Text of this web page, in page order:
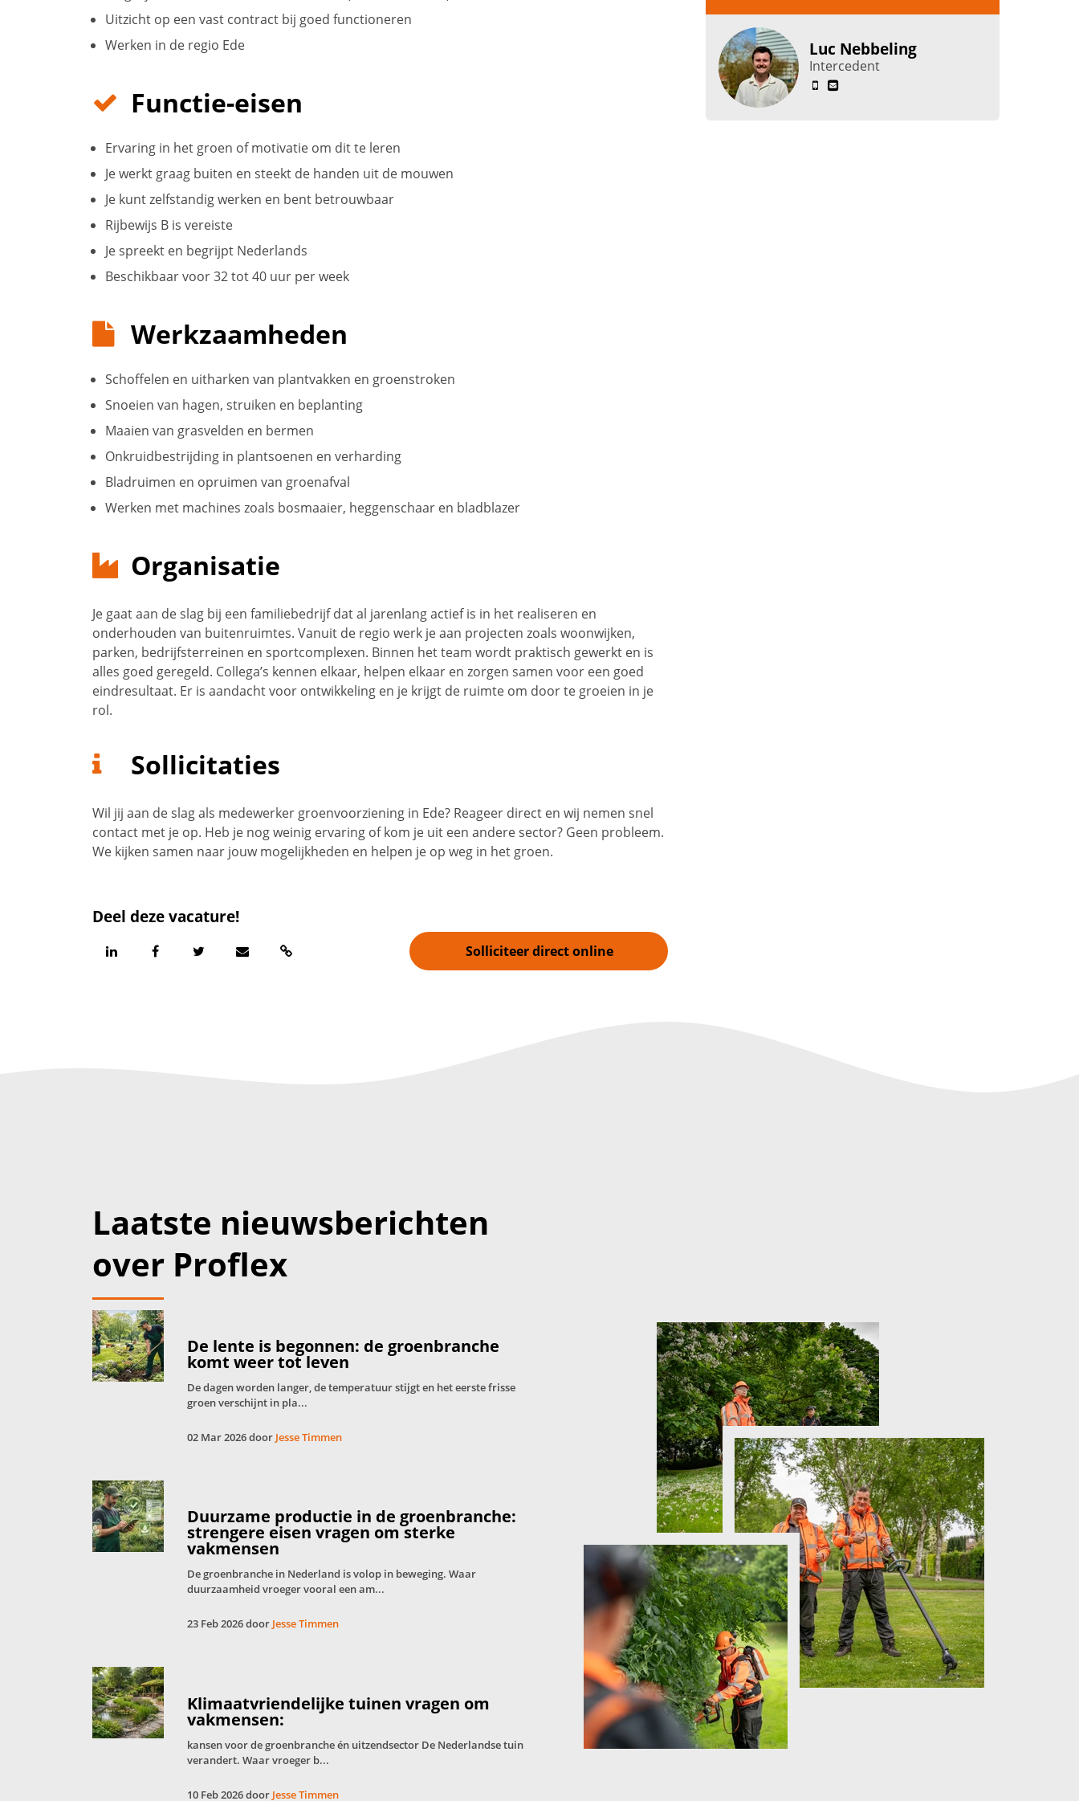
Uitzicht op een vast contract bij goed functioneren
Werken in de regio Ede
Functie-eisen
Ervaring in het groen of motivatie om dit te leren
Je werkt graag buiten en steekt de handen uit de mouwen
Je kunt zelfstandig werken en bent betrouwbaar
Rijbewijs B is vereiste
Je spreekt en begrijpt Nederlands
Beschikbaar voor 32 tot 40 uur per week
Werkzaamheden
Schoffelen en uitharken van plantvakken en groenstroken
Snoeien van hagen, struiken en beplanting
Maaien van grasvelden en bermen
Onkruidbestrijding in plantsoenen en verharding
Bladruimen en opruimen van groenafval
Werken met machines zoals bosmaaier, heggenschaar en bladblazer
Organisatie
Je gaat aan de slag bij een familiebedrijf dat al jarenlang actief is in het realiseren en
onderhouden van buitenruimtes. Vanuit de regio werk je aan projecten zoals woonwijken,
parken, bedrijfsterreinen en sportcomplexen. Binnen het team wordt praktisch gewerkt en is
alles goed geregeld. Collega’s kennen elkaar, helpen elkaar en zorgen samen voor een goed
eindresultaat. Er is aandacht voor ontwikkeling en je krijgt de ruimte om door te groeien in je
rol.
Sollicitaties
Wil jij aan de slag als medewerker groenvoorziening in Ede? Reageer direct en wij nemen snel
contact met je op. Heb je nog weinig ervaring of kom je uit een andere sector? Geen probleem.
We kijken samen naar jouw mogelijkheden en helpen je op weg in het groen.
Deel deze vacature!
Solliciteer direct online
Luc Nebbeling
Intercedent
Laatste nieuwsberichten
over Proflex
De lente is begonnen: de groenbranche
komt weer tot leven
De dagen worden langer, de temperatuur stijgt en het eerste frisse
groen verschijnt in pla...
02 Mar 2026 door Jesse Timmen
Duurzame productie in de groenbranche:
strengere eisen vragen om sterke
vakmensen
De groenbranche in Nederland is volop in beweging. Waar
duurzaamheid vroeger vooral een am...
23 Feb 2026 door Jesse Timmen
Klimaatvriendelijke tuinen vragen om
vakmensen:
kansen voor de groenbranche én uitzendsector De Nederlandse tuin
verandert. Waar vroeger b...
10 Feb 2026 door Jesse Timmen